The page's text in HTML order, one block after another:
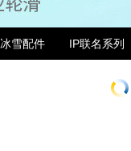
冰雪配件 IP联名系列